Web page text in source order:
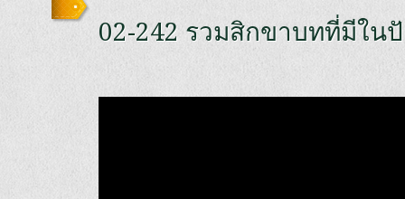
02-242 รวมสิกขาบทที่มีใน